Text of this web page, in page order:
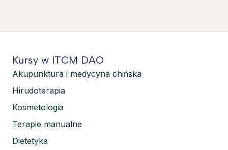
Kursy w ITCM DAO
Akupunktura i medycyna chińska
Hirudoterapia
Kosmetologia
Terapie manualne
Dietetyka